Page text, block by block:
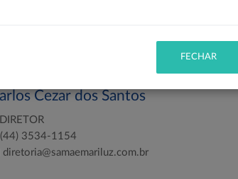
SAMAE
Cezar dos Santos
(44) 3534-1154
diretoria@samaemariluz.com.br
FECHAR